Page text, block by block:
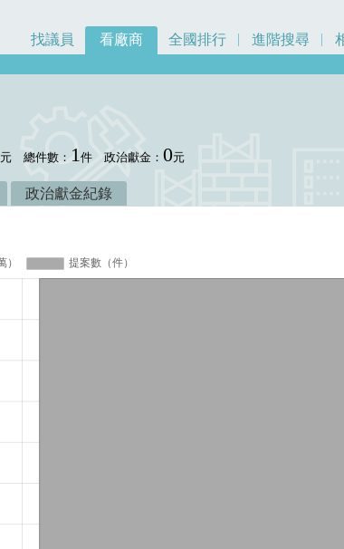
找議員 看廠商 全國排行 進階搜尋
元 總件數： 1件 政治獻金：0元
政治獻金紀錄